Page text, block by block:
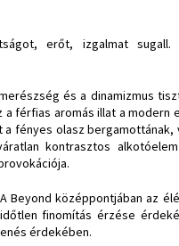
erőt, izgalmat sugall.
és a dinamizmus
férfias aromás illat a modern
fényes olasz bergamottának,
kontrasztos
Beyond középpontjában az
finomítás érzése
érdekében.